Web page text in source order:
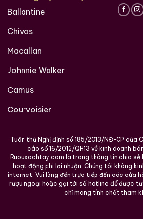
đầy kiêu hãnh của Nhật Bản. Với
này chính là sự khẳng định vị thế
thực thụ với những giá trị bất biến.
Đừng bỏ lỡ cơ hội sở hữu một phần
vấn về nguồn gốc hoặc tình trạng
bản này, đừng ngần ngại liên hệ
Giới Thiệu Một Số Mẫu Rượu
Ballantine
Chivas
Macallan
Johnnie Walker
Camus
Courvoisier
Tuân thủ Nghị định số 185/2013/NĐ-CP của
cáo số 16/2012/QH13 về kinh doanh
Ruouxachtay.com là trang thông tin chia sẻ
hoạt động phi lơi nhuận. Chúng tôi không
internet. Vui lòng đến trực tiếp đến các cửa
rượu ngoại hoặc gọi tới số hotline để được
chỉ mang tính chất tham